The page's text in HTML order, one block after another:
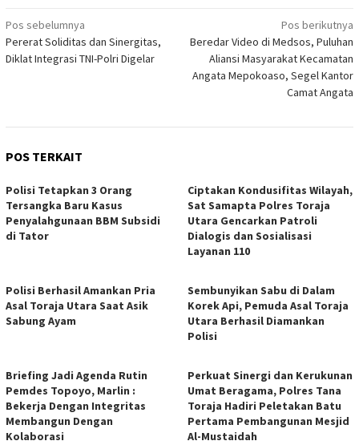
Navigasi
pos
Pos sebelumnya
Pererat Soliditas dan Sinergitas,
Diklat Integrasi TNI-Polri Digelar
Pos berikutnya
Beredar Video di Medsos, Puluhan
Aliansi Masyarakat Kecamatan
Angata Mepokoaso, Segel Kantor
Camat Angata
POS TERKAIT
Polisi Tetapkan 3 Orang
Tersangka Baru Kasus
Penyalahgunaan BBM Subsidi
di Tator
Ciptakan Kondusifitas Wilayah,
Sat Samapta Polres Toraja
Utara Gencarkan Patroli
Dialogis dan Sosialisasi
Layanan 110
Polisi Berhasil Amankan Pria
Asal Toraja Utara Saat Asik
Sabung Ayam
Sembunyikan Sabu di Dalam
Korek Api, Pemuda Asal Toraja
Utara Berhasil Diamankan
Polisi
Briefing Jadi Agenda Rutin
Pemdes Topoyo, Marlin :
Bekerja Dengan Integritas
Membangun Dengan
Kolaborasi
Perkuat Sinergi dan Kerukunan
Umat Beragama, Polres Tana
Toraja Hadiri Peletakan Batu
Pertama Pembangunan Mesjid
Al-Mustaidah